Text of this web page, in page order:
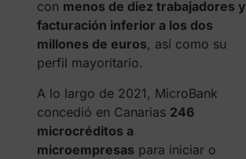
con menos de diez trabajadores y
facturación inferior a los dos
millones de euros, así como su
perfil mayoritario.
A lo largo de 2021, MicroBank
concedió en Canarias 246
microcréditos a
microempresas para iniciar o